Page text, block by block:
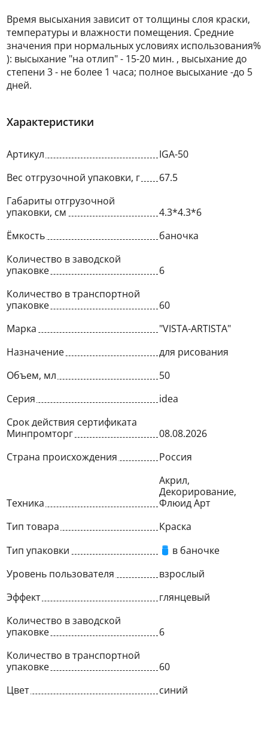
Время высыхания зависит от толщины слоя краски,
температуры и влажности помещения. Средние
значения при нормальных условиях использования%
): высыхание "на отлип" - 15-20 мин. , высыхание до
степени 3 - не более 1 часа; полное высыхание -до 5
дней.
Характеристики
Артикул
IGA-50
Вес отгрузочной упаковки, г
67.5
Габариты отгрузочной
упаковки, см
4.3*4.3*6
Ёмкость
баночка
Количество в заводской
упаковке
6
Количество в транспортной
упаковке
60
Марка
"VISTA-ARTISTA"
Назначение
для рисования
Объем, мл
50
Серия
idea
Срок действия сертификата
Минпромторг
08.08.2026
Страна происхождения
Россия
Техника
Акрил,
Декорирование,
Флюид Арт
Тип товара
Краска
Тип упаковки
в баночке
Уровень пользователя
взрослый
Эффект
глянцевый
Количество в заводской
упаковке
6
Количество в транспортной
упаковке
60
Цвет
синий